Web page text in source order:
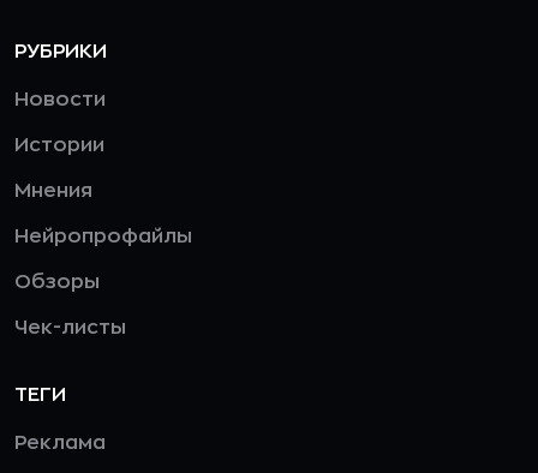
РУБРИКИ
Новости
Истории
Мнения
Нейропрофайлы
Обзоры
Чек-листы
ТЕГИ
Реклама